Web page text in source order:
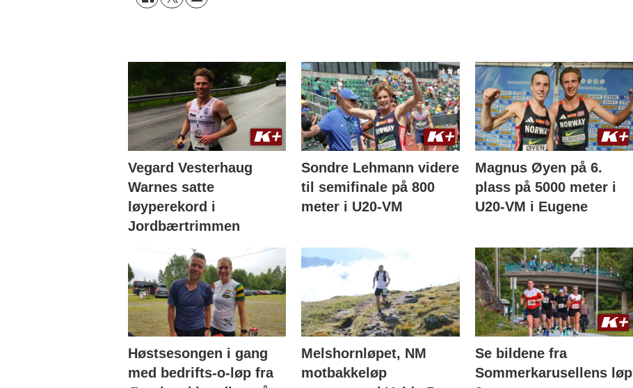
Vegard Vesterhaug
Warnes satte
løyperekord i
Jordbærtrimmen
Sondre Lehmann videre
til semifinale på 800
meter i U20-VM
Magnus Øyen på 6.
plass på 5000 meter i
U20-VM i Eugene
Høstsesongen i gang
med bedrifts-o-løp fra
Melshornløpet, NM
motbakkeløp
Se bildene fra
Sommerkarusellens løp